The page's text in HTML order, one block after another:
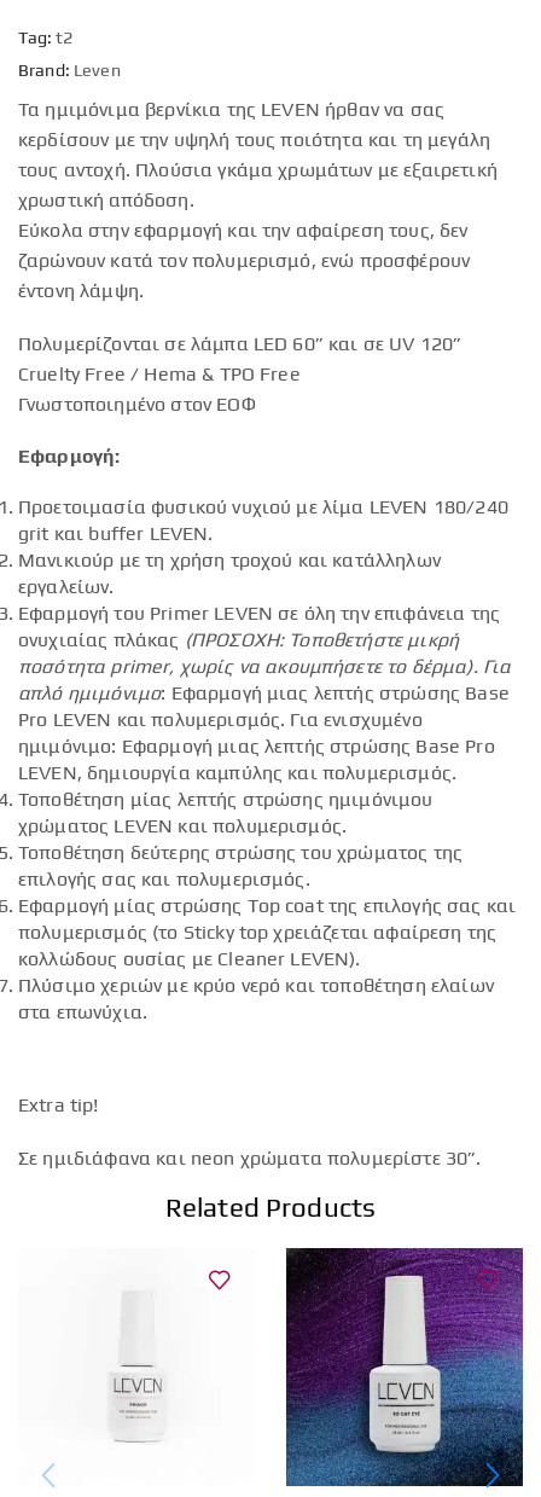
Tag: t2
Brand: Leven
Τα ημιμόνιμα βερνίκια της LEVEN ήρθαν να σας
κερδίσουν με την υψηλή τους ποιότητα και τη μεγάλη
τους αντοχή. Πλούσια γκάμα χρωμάτων με εξαιρετική
χρωστική απόδοση.
Εύκολα στην εφαρμογή και την αφαίρεση τους, δεν
ζαρώνουν κατά τον πολυμερισμό, ενώ προσφέρουν
έντονη λάμψη.
Πολυμερίζονται σε λάμπα LED 60” και σε UV 120”
Cruelty Free / Hema & TPO Free
Γνωστοποιημένο στον ΕΟΦ
Εφαρμογή:
Προετοιμασία φυσικού νυχιού με λίμα LEVEN 180/240
grit και buffer LEVEN.
Μανικιούρ με τη χρήση τροχού και κατάλληλων
εργαλείων.
Εφαρμογή του Primer LEVEN σε όλη την επιφάνεια της
ονυχιαίας πλάκας (ΠΡΟΣΟΧΗ: Τοποθετήστε μικρή
ποσότητα primer, χωρίς να ακουμπήσετε το δέρμα).Για
απλό ημιμόνιμο: Εφαρμογή μιας λεπτής στρώσης Base
Pro LEVEN και πολυμερισμός. Για ενισχυμένο
ημιμόνιμο: Εφαρμογή μιας λεπτής στρώσης Base Pro
LEVEN, δημιουργία καμπύλης και πολυμερισμός.
Τοποθέτηση μίας λεπτής στρώσης ημιμόνιμου
χρώματος LEVEN και πολυμερισμός.
Τοποθέτηση δεύτερης στρώσης του χρώματος της
επιλογής σας και πολυμερισμός.
Εφαρμογή μίας στρώσης Top coat της επιλογής σας και
πολυμερισμός (το Sticky top χρειάζεται αφαίρεση της
κολλώδους ουσίας με Cleaner LEVEN).
Πλύσιμο χεριών με κρύο νερό και τοποθέτηση ελαίων
στα επωνύχια.
Extra tip!
Σε ημιδιάφανα και neon χρώματα πολυμερίστε 30”.
Related Products